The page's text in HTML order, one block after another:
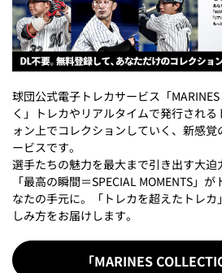
球団公式電子トレカサービス「
く」トレカやリアルタイムで発行され
ォン上でコレクションしていく、新感
ービスです。
選手たちの魅力を最大まで引き出す大迫
「最高の瞬間＝SPECIAL MOMENTS」
なたの手元に。「トレカを超えたトレ
しみ方をお届けします。
「MARINES